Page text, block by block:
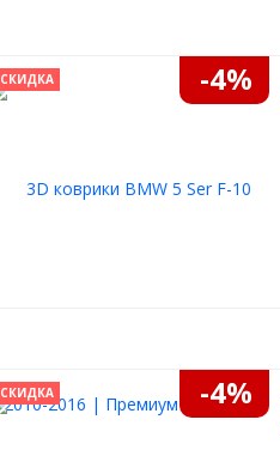
СКИДКА -4%
СКИДКА -4%